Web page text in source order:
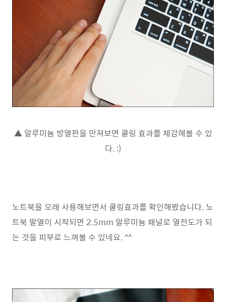
▲ 알루미늄 방열판을 만져보면 쿨링 효과를 체감해볼 수 있
다. :)
노트북을 오래 사용해보면서 쿨링효과를 확인해봤습니다. 노
트북 발열이 시작되면 2.5mm 알루미늄 패널로 열전도가 되
는 것을 피부로 느껴볼 수 있네요. ^^